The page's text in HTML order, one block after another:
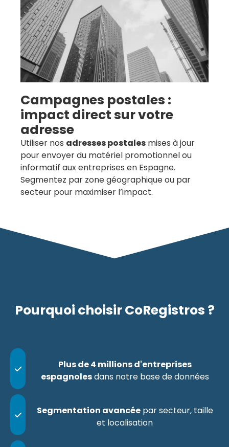
Campagnes postales :
impact direct sur votre
adresse
Utiliser nos adresses postales mises à jour
pour envoyer du matériel promotionnel ou
informatif aux entreprises en Espagne.
Segmentez par zone géographique ou par
secteur pour maximiser l’impact.
Pourquoi choisir CoRegistros ?
Plus de 4 millions d'entreprises
espagnolesdans notre base de données
Segmentation avancéepar secteur, taille
et localisation